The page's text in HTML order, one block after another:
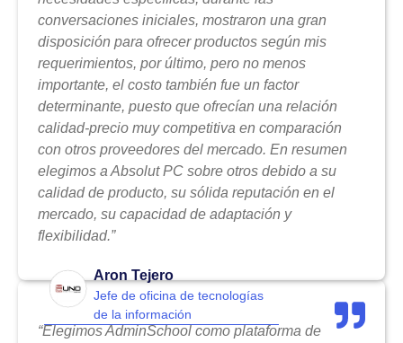
conversaciones iniciales, mostraron una gran
disposición para ofrecer productos según mis
requerimientos, por último, pero no menos
importante, el costo también fue un factor
determinante, puesto que ofrecían una relación
calidad-precio muy competitiva en comparación
con otros proveedores del mercado. En resumen
elegimos a Absolut PC sobre otros debido a su
calidad de producto, su sólida reputación en el
mercado, su capacidad de adaptación y
flexibilidad.”
Aron Tejero
Jefe de oficina de tecnologías
de la información
“Elegimos AdminSchool como plataforma de